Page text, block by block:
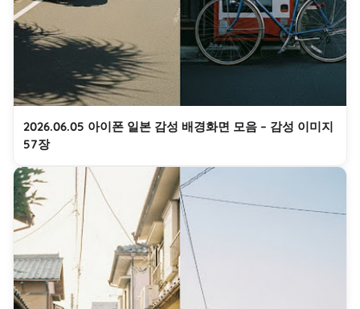
2026.06.05 아이폰 일본 감성 배경화면 모음 – 감성 이미지
57장